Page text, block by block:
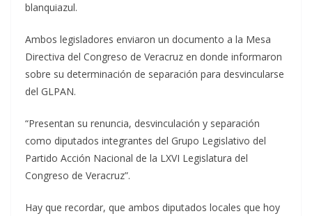
blanquiazul.
Ambos legisladores enviaron un documento a la Mesa
Directiva del Congreso de Veracruz en donde informaron
sobre su determinación de separación para desvincularse
del GLPAN.
“Presentan su renuncia, desvinculación y separación
como diputados integrantes del Grupo Legislativo del
Partido Acción Nacional de la LXVI Legislatura del
Congreso de Veracruz”.
Hay que recordar, que ambos diputados locales que hoy